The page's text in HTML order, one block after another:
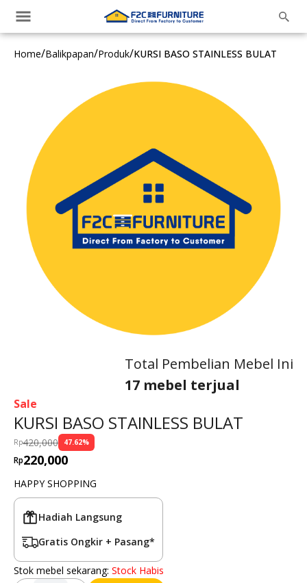
Home/Balikpapan/Produk/KURSI BASO STAINLESS BULAT
Total Pembelian Mebel Ini
17 mebel terjual
Sale
KURSI BASO STAINLESS BULAT
Rp420,000 47.62%
Rp220,000
HAPPY SHOPPING
Hadiah Langsung
Gratis Ongkir + Pasang*
Stok mebel sekarang: Stock Habis